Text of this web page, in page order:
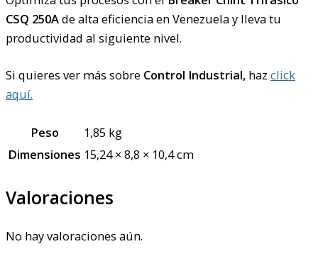
CSQ 250Ade alta eficiencia en Venezuela y lleva tu
productividad al siguiente nivel.
Si quieres ver más sobre Control Industrial, haz click
aquí.
Peso
1,85 kg
Dimensiones 15,24 × 8,8 × 10,4 cm
Valoraciones
No hay valoraciones aún.